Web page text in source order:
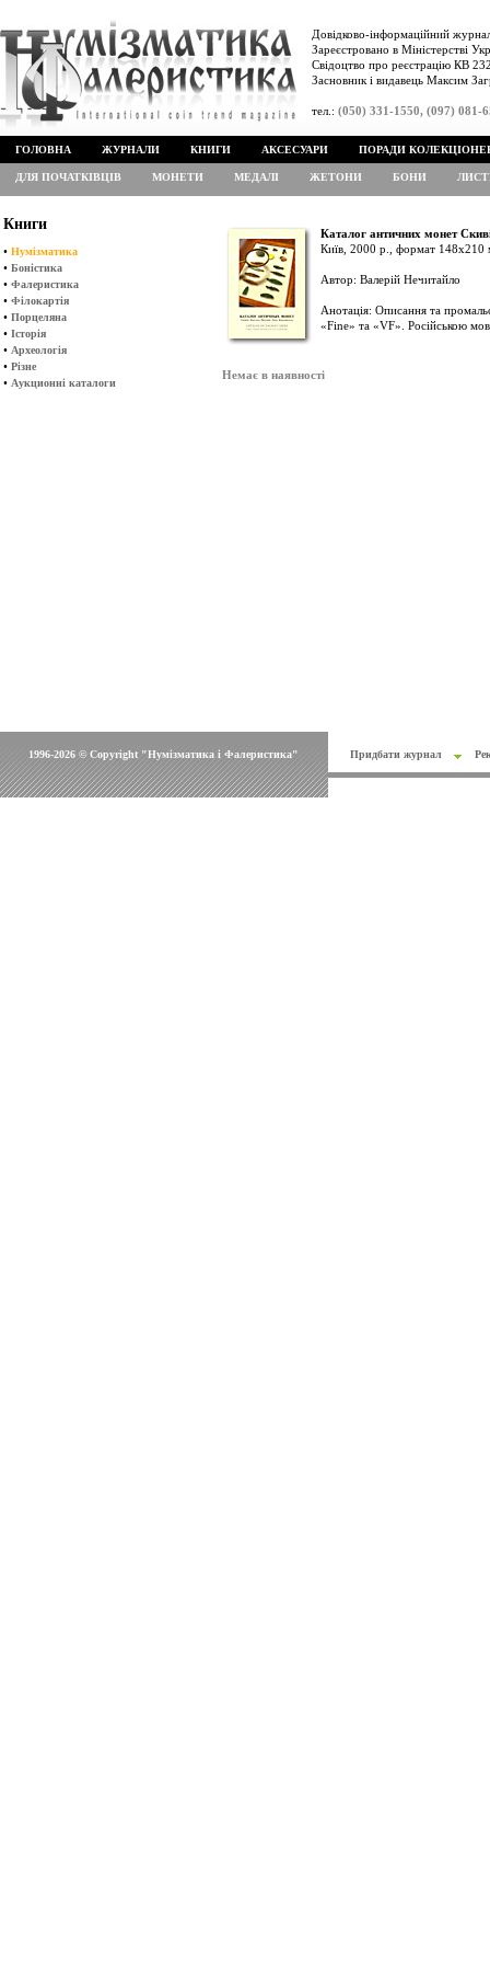
Довідково-інформаційний
Зареєстровано в Міністерстві
Свідоцтво про реєстрацію КВ
Засновник і видавець Максим
тел.: (050) 331-1550, (097) 081-
ГОЛОВНА ЖУРНАЛИ КНИГИ АКСЕСУАРИ ПОРАДИ
ДЛЯ ПОЧАТКІВЦІВ МОНЕТИ МЕДАЛІ ЖЕТОНИ БОНИ
Книги
• Нумізматика
• Боністика
• Фалеристика
• Філокартія
• Порцеляна
• Історія
• Археологія
• Різне
• Аукционні каталоги
Каталог античних монет
Київ, 2000 р., формат 148х210
Автор: Валерій Нечитайло
Анотація: Описання та
«Fine» та «VF». Російською
Немає в наявності
1996-2026 © Copyright "Нумізматика і Фалеристика" Придбати журнал